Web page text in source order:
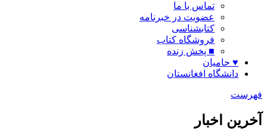
تماس با ما
عضویت در خبرنامه
کتابشناسی
فروشگاه کتاب
■ پخش زنده
♥ حامیان
دانشگاه افغانستان
فهرست
آخرین اخبار